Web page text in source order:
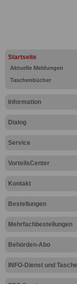
Startseite
Aktuelle Meldungen
Taschenbücher
Information
Dialog
Service
VorteilsCenter
Kontakt
Bestellungen
Mehrfachbestellungen
Behörden-Abo
INFO-Dienst und